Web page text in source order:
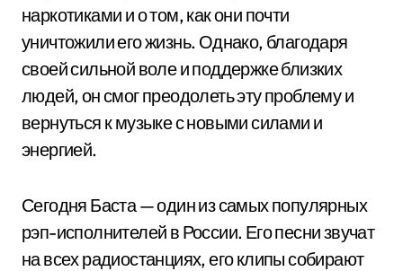
наркотиками и о том, как они почти
уничтожили его жизнь. Однако, благодаря
своей сильной воле и поддержке близких
людей, он смог преодолеть эту проблему и
вернуться к музыке с новыми силами и
энергией.
Сегодня Баста — один из самых популярных
рэп-исполнителей в России. Его песни звучат
на всех радиостанциях, его клипы собирают